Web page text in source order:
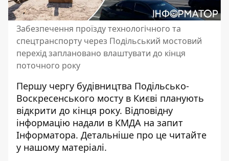
Забезпечення проїзду технологічного та
спецтранспорту через Подільський мостовий
перехід заплановано влаштувати до кінця
поточного року
Першу чергу будівництва Подільсько-
Воскресенського мосту в Києві планують
відкрити до кінця року. Відповідну
інформацію надали в КМДА на запит
Інформатора. Детальніше про це читайте
у нашому матеріалі.